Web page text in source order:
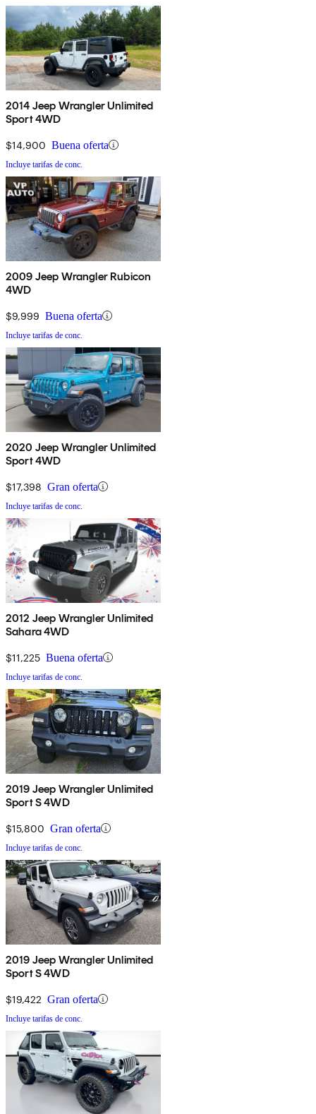
2014 Jeep Wrangler Unlimited
Sport 4WD
$14,900 Buena oferta
Incluye tarifas de conc.
2009 Jeep Wrangler Rubicon
4WD
$9,999 Buena oferta
Incluye tarifas de conc.
2020 Jeep Wrangler Unlimited
Sport 4WD
$17,398 Gran oferta
Incluye tarifas de conc.
2012 Jeep Wrangler Unlimited
Sahara 4WD
$11,225 Buena oferta
Incluye tarifas de conc.
2019 Jeep Wrangler Unlimited
Sport S 4WD
$15,800 Gran oferta
Incluye tarifas de conc.
2019 Jeep Wrangler Unlimited
Sport S 4WD
$19,422 Gran oferta
Incluye tarifas de conc.